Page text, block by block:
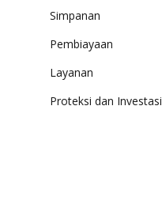
Simpanan
Pembiayaan
Layanan
Proteksi dan Investasi